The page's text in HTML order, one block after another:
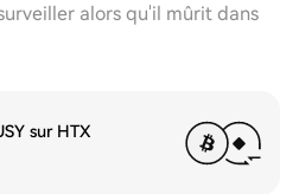
alors qu'il mûrit dans
sur HTX